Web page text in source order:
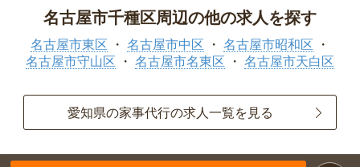
名古屋市千種区周辺の他の求人を探す
名古屋市東区 名古屋市中区
名古屋市昭和区
名古屋市守山区
名古屋市名東区 名古屋市天白区
愛知県の家事代行の求人一覧を見る